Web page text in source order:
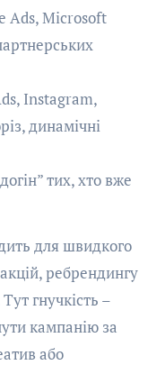
Ads, Microsoft
Instagram,
динамічні
тих, хто вже
для швидкого
ребрендингу
гнучкість –
кампанію за
або